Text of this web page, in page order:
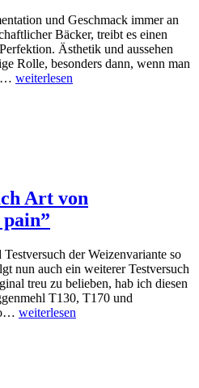
und Geschmack immer an
Bäcker, treibt es einen
Ästhetik und aussehen
Rolle, besonders dann, wenn man
weiterlesen
Art von
pain”
der Weizenvariante so
nun auch ein weiterer Testversuch
treu zu belieben, hab ich diesen
T130, T170 und
weiterlesen